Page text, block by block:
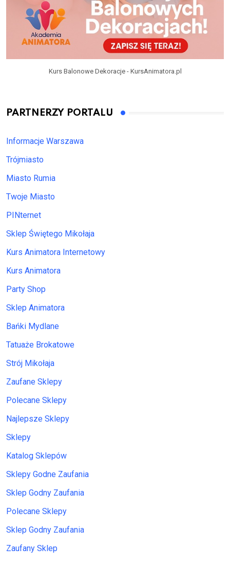
Kurs Balonowe Dekoracje - KursAnimatora.pl
PARTNERZY PORTALU
Informacje Warszawa
Trójmiasto
Miasto Rumia
Twoje Miasto
PINternet
Sklep Świętego Mikołaja
Kurs Animatora Internetowy
Kurs Animatora
Party Shop
Sklep Animatora
Bańki Mydlane
Tatuaże Brokatowe
Strój Mikołaja
Zaufane Sklepy
Polecane Sklepy
Najlepsze Sklepy
Sklepy
Katalog Sklepów
Sklepy Godne Zaufania
Sklep Godny Zaufania
Polecane Sklepy
Sklep Godny Zaufania
Zaufany Sklep